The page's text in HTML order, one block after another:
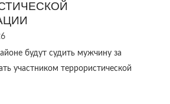
будут судить мужчину за
участником террористической